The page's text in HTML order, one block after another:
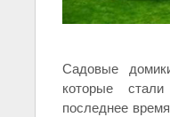
Садовые
которые
последнее